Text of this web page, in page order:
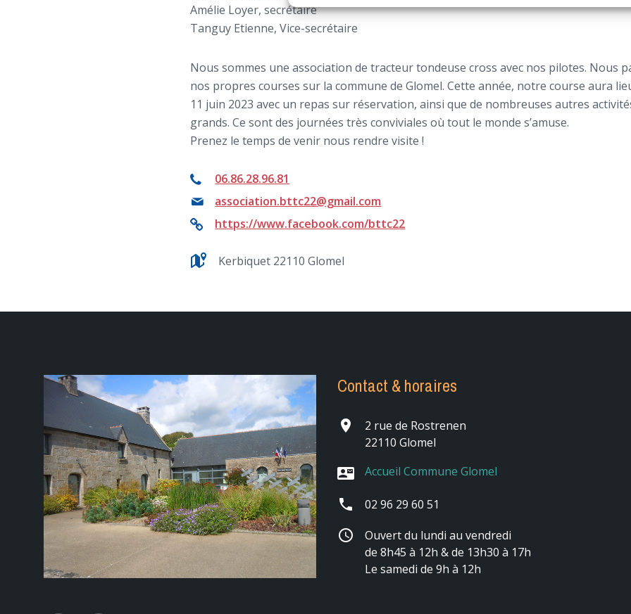
Amélie Loyer, secrétaire
Tanguy Etienne, Vice-secrétaire
Nous sommes une association de tracteur tondeuse cross avec nos pilotes. Nous
nos propres courses sur la commune de Glomel. Cette année, notre course aura
11 juin 2023 avec un repas sur réservation, ainsi que de nombreuses autres
grands. Ce sont des journées très conviviales où tout le monde s’amuse.
Prenez le temps de venir nous rendre visite !
06.86.28.96.81
association.bttc22@gmail.com
https://www.facebook.com/bttc22
Kerbiquet 22110 Glomel
Contact & horaires
place
2 rue de Rostrenen
22110 Glomel
contact_mail Accueil Commune Glomel
phone 02 96 29 60 51
schedule
Ouvert du lundi au vendredi
de 8h45 à 12h & de 13h30 à 17h
Le samedi de 9h à 12h